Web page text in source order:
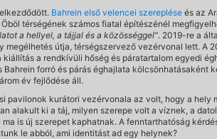
Bahrein első velencei szereplése és az
térségének számos fiatal építészénél
a hellyel, a tájjal és a közösséggel”. 2019-re a
megélhetés útja, térségszervező vezérvonal lett. A
kiállítás a rendkívüli hőség és páratartalom egyedi
Bahrein forró és párás éghajlata
év fejlődése áll.
pavilonok kurátori vezérvonala az volt, hogy a
alakult ki a táj, milyen szerepe volt a víznek, a
ma is új szerepet kaphatnak. A fenntarthatóság
le abból, ami identitást ad egy helynek?